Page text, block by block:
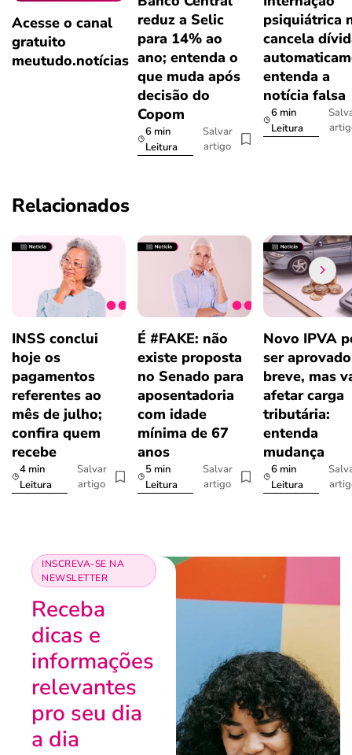
Acesse o canal
gratuito
meutudo.notícias
reduz a Selic
para 14% ao
ano; entenda o
que muda após
decisão do
Copom
6 min
Leitura
Salvar
artigo
psiquiátrica
cancela
entenda a
notícia falsa
6 min
Leitura
Relacionados
INSS conclui
hoje os
pagamentos
referentes ao
mês de julho;
confira quem
recebe
4 min
Leitura
Salvar
artigo
É #FAKE: não
existe proposta
no Senado para
aposentadoria
com idade
mínima de 67
anos
5 min
Leitura
Salvar
artigo
Novo IPVA
ser
breve, mas
afetar carga
tributária:
entenda
mudança
6 min
Leitura
INSCREVA-SE NA
NEWSLETTER
Receba
dicas e
informações
relevantes
pro seu dia
a dia